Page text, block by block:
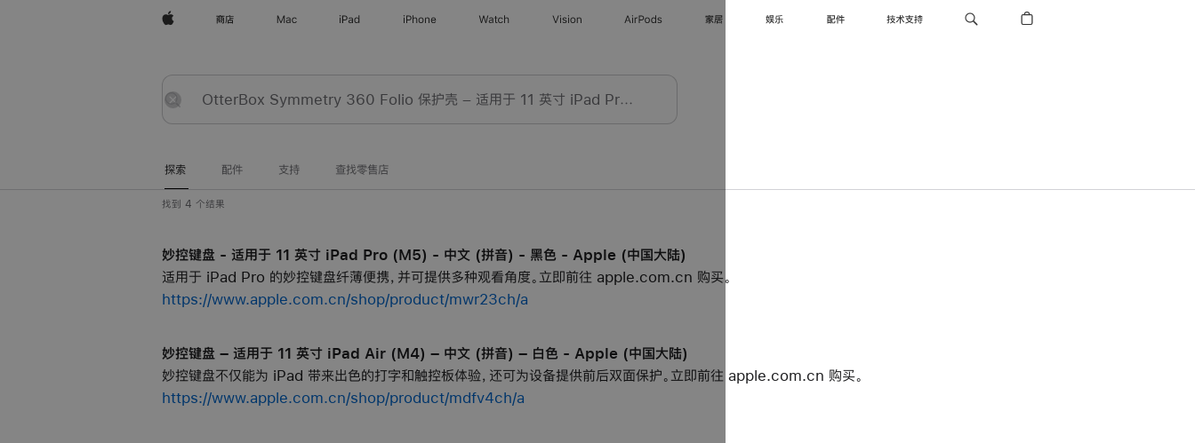
Apple 商店 Mac iPad iPhone Watch Vision AirPods 家居 娱乐 配件 技术支持
提
重
探索 配件 支持 查找零售店
找到 4 个结果
妙控键盘 - 适用于 11 英寸 iPad Pro (M5) - 中文 (拼音) - 黑色 - Apple (中国大陆)
适用于 iPad Pro 的妙控键盘纤薄便携，并可提供多种观看角度。立即前往 apple.com.cn 购买。
https://www.apple.com.cn/shop/product/mwr23ch/a
妙控键盘 – 适用于 11 英寸 iPad Air (M4) – 中文 (拼音) – 白色 - Apple (中国大陆)
妙控键盘不仅能为 iPad 带来出色的打字和触控板体验，还可为设备提供前后双面保护。立即前往 apple.com.cn 购买。
https://www.apple.com.cn/shop/product/mdfv4ch/a